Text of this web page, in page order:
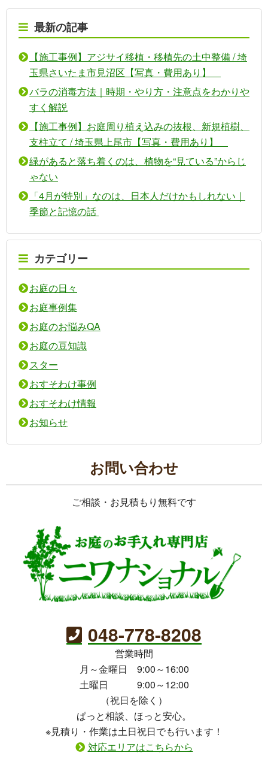
最新の記事
【施工事例】アジサイ移植・移植先の土中整備 / 埼
玉県さいたま市見沼区【写真・費用あり】
バラの消毒方法｜時期・やり方・注意点をわかりや
すく解説
【施工事例】お庭周り植え込みの抜根、新規植樹、
支柱立て / 埼玉県上尾市【写真・費用あり】
緑があると落ち着くのは、植物を“見ている”からじ
ゃない
「4月が特別」なのは、日本人だけかもしれない｜
季節と記憶の話
カテゴリー
お庭の日々
お庭事例集
お庭のお悩みQA
お庭の豆知識
スター
おすそわけ事例
おすそわけ情報
お知らせ
お問い合わせ
ご相談・お見積もり無料です
048-778-8208
営業時間
月～金曜日 9:00～16:00
土曜日 9:00～12:00
（祝日を除く）
ぱっと相談、ほっと安心。
※見積り・作業は土日祝日でも行います！
対応エリアはこちらから